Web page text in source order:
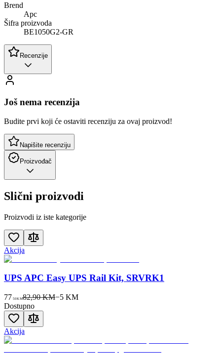
Brend
Apc
Šifra proizvoda
BE1050G2-GR
Recenzije
Još nema recenzija
Budite prvi koji će ostaviti recenziju za ovaj proizvod!
Napišite recenziju
Proizvođač
Slični proizvodi
Proizvodi iz iste kategorije
Akcija
UPS APC Easy UPS Rail Kit, SRVRK1
77 50KM82,90 KM−5KM
Dostupno
Akcija